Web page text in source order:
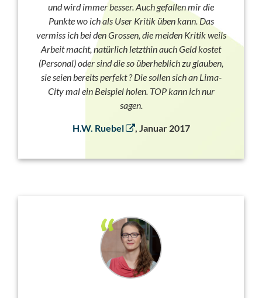
und wird immer besser. Auch gefallen mir die
Punkte wo ich als User Kritik üben kann. Das
vermiss ich bei den Grossen, die meiden Kritik weils
Arbeit macht, natürlich letzthin auch Geld kostet
(Personal) oder sind die so überheblich zu glauben,
sie seien bereits perfekt ? Die sollen sich an Lima-
City mal ein Beispiel holen. TOP kann ich nur
sagen.
H.W. Ruebel , Januar 2017